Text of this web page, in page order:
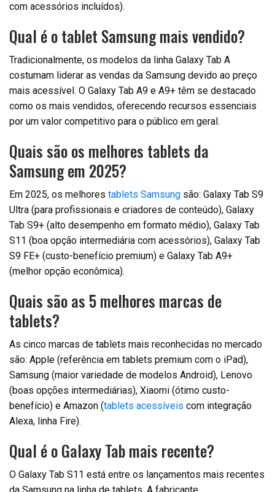
com acessórios incluídos).
Qual é o tablet Samsung mais vendido?
Tradicionalmente, os modelos da linha Galaxy Tab A
costumam liderar as vendas da Samsung devido ao preço
mais acessível. O Galaxy Tab A9 e A9+ têm se destacado
como os mais vendidos, oferecendo recursos essenciais
por um valor competitivo para o público em geral.
Quais são os melhores tablets da
Samsung em 2025?
Em 2025, os melhores tablets Samsung são: Galaxy Tab S9
Ultra (para profissionais e criadores de conteúdo), Galaxy
Tab S9+ (alto desempenho em formato médio), Galaxy Tab
S11 (boa opção intermediária com acessórios), Galaxy Tab
S9 FE+ (custo-benefício premium) e Galaxy Tab A9+
(melhor opção econômica).
Quais são as 5 melhores marcas de
tablets?
As cinco marcas de tablets mais reconhecidas no mercado
são: Apple (referência em tablets premium com o iPad),
Samsung (maior variedade de modelos Android), Lenovo
(boas opções intermediárias), Xiaomi (ótimo custo-
benefício) e Amazon (tablets acessíveis com integração
Alexa, linha Fire).
Qual é o Galaxy Tab mais recente?
O Galaxy Tab S11 está entre os lançamentos mais recentes